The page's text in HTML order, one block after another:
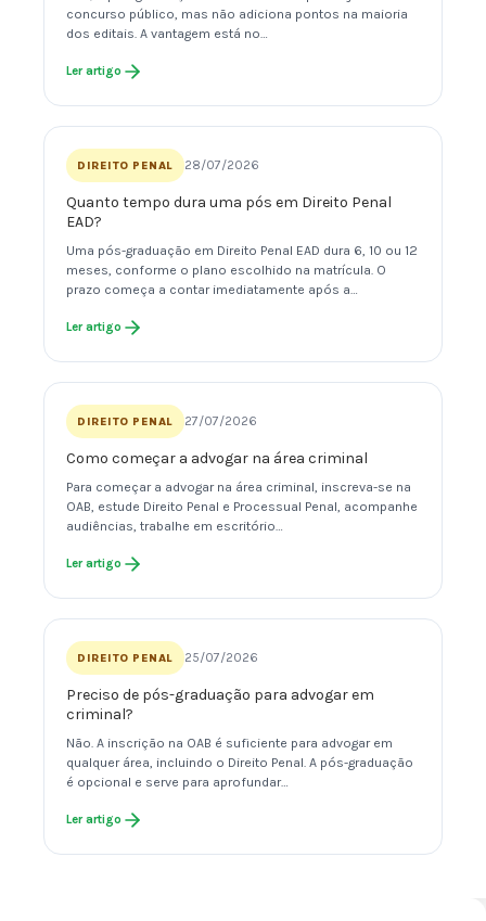
concurso público, mas não adiciona pontos na maioria
dos editais. A vantagem está no…
Ler artigo
DIREITO PENAL 28/07/2026
Quanto tempo dura uma pós em Direito Penal
EAD?
Uma pós-graduação em Direito Penal EAD dura 6, 10 ou 12
meses, conforme o plano escolhido na matrícula. O
prazo começa a contar imediatamente após a…
Ler artigo
DIREITO PENAL 27/07/2026
Como começar a advogar na área criminal
Para começar a advogar na área criminal, inscreva-se na
OAB, estude Direito Penal e Processual Penal, acompanhe
audiências, trabalhe em escritório…
Ler artigo
DIREITO PENAL 25/07/2026
Preciso de pós-graduação para advogar em
criminal?
Não. A inscrição na OAB é suficiente para advogar em
qualquer área, incluindo o Direito Penal. A pós-graduação
é opcional e serve para aprofundar…
Ler artigo